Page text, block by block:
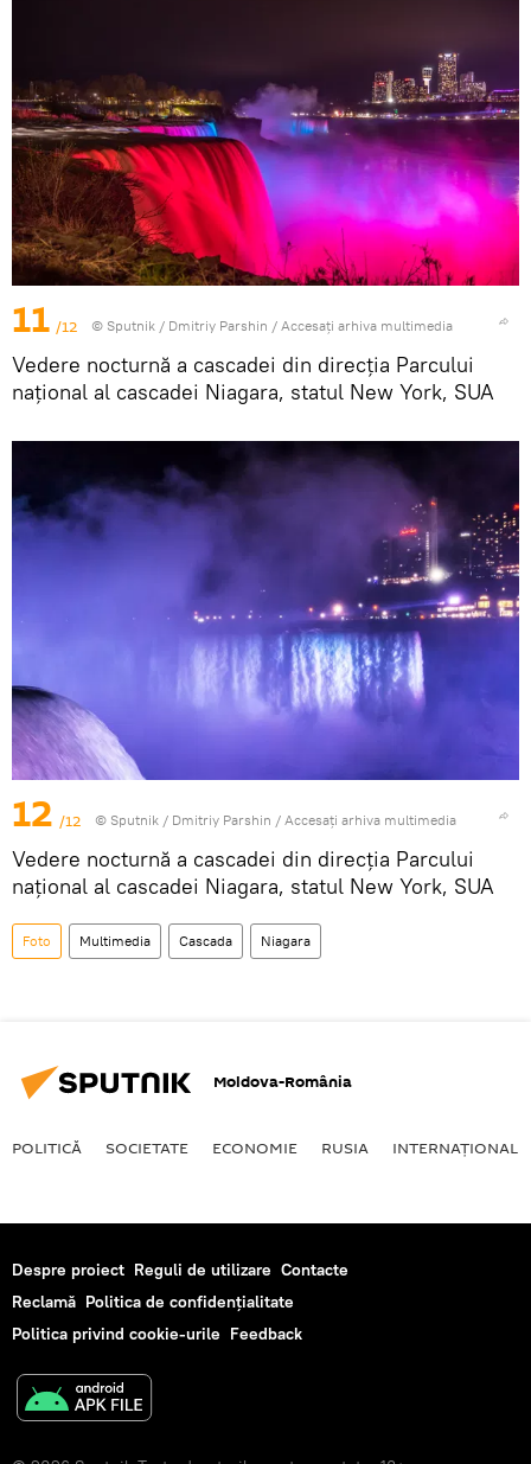
11 /12 © Sputnik / Dmitriy Parshin / Accesați arhiva multimedia
Vedere nocturnă a cascadei din direcția Parcului
național al cascadei Niagara, statul New York, SUA
12 /12 © Sputnik / Dmitriy Parshin / Accesați arhiva multimedia
Vedere nocturnă a cascadei din direcția Parcului
național al cascadei Niagara, statul New York, SUA
Foto Multimedia Cascada Niagara
Moldova-România
POLITICĂ SOCIETATE ECONOMIE RUSIA INTERNAŢIONAL
Despre proiect Reguli de utilizare Contacte
Reclamă Politica de confidențialitate
Politica privind cookie-urile Feedback